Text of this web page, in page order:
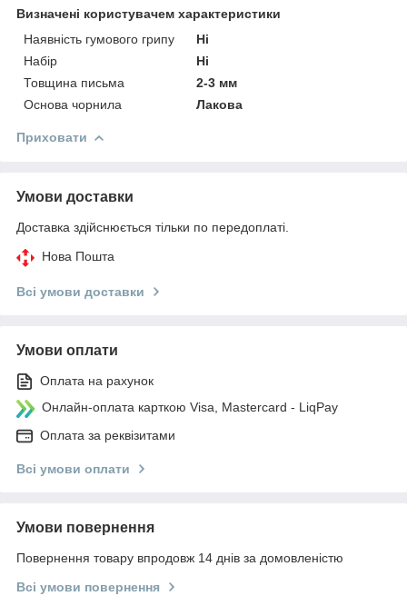
Визначені користувачем характеристики
Наявність гумового грипу
Ні
Набір
Ні
Товщина письма
2-3 мм
Основа чорнила
Лакова
Приховати
Умови доставки
Доставка здійснюється тільки по передоплаті.
Нова Пошта
Всі умови доставки
Умови оплати
Оплата на рахунок
Онлайн-оплата карткою Visa, Mastercard - LiqPay
Оплата за реквізитами
Всі умови оплати
Умови повернення
Повернення товару впродовж 14 днів за домовленістю
Всі умови повернення